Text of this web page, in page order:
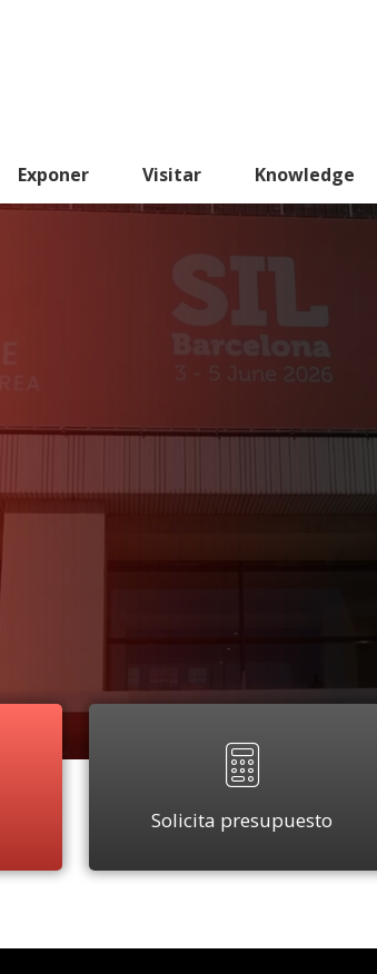
Exponer Visitar Knowledge
Solicita presupuesto